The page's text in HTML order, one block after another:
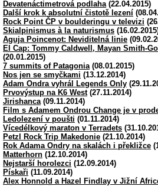
Devatenáctimetrová podlaha (22.04.2015)
Další krok k absolutní čistotě lezení
Rock Point ČP v boulderingu v televizi
Skialpinismus à la naturismus
Aguja Poincenot: Neviditelná linie
El Cap: Tommy Caldwell, Mayan Smith-
(20.01.2015)
7 summits of Patagonia (08.01.2015)
Nos jen se smyčkami (13.12.2014)
Adam Ondra vyhrál Legends Only
Prvovýstup na K6 West(27.11.2014)
Jirishanca (09.11.2014)
Film s Adamem Ondrou Change je v
Ledolezení v poušti (01.11.2014)
Vícedélkový maraton v Terradets
Petzl Rock Trip Makedonie (21.10.2014)
Rok Adama Ondry na skalách i překližce
Matterhorn (12.10.2014)
Nejstarší horolezci (12.09.2014)
Pískaři (11.09.2014)
Alex Honnold a Hazel Findlay v Jižní